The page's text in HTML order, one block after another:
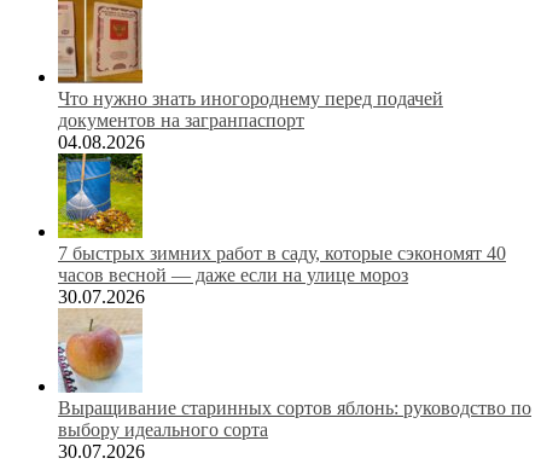
Что нужно знать иногороднему перед подачей
документов на загранпаспорт
04.08.2026
7 быстрых зимних работ в саду, которые сэкономят 40
часов весной — даже если на улице мороз
30.07.2026
Выращивание старинных сортов яблонь: руководство по
выбору идеального сорта
30.07.2026